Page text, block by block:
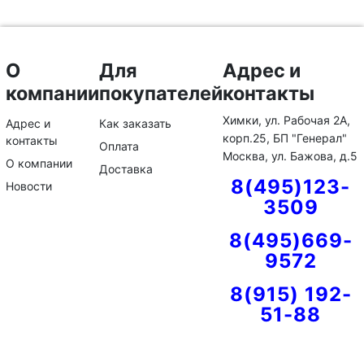
О
компании
Адрес и
контакты
О компании
Новости
Для
покупателей
Как заказать
Оплата
Доставка
Адрес и
контакты
Химки, ул. Рабочая 2А,
корп.25, БП "Генерал"
Москва, ул. Бажова, д.5
8(495)123-
3509
8(495)669-
9572
8(915) 192-
51-88